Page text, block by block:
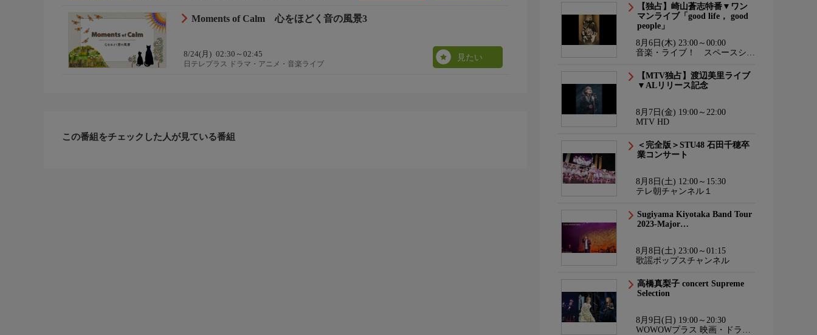
Moments of Calm 心をほどく音の風景3
8/24(月) 02:30～02:45
日テレプラス ドラマ・アニメ・音楽ライブ
見たい
この番組をチェックした人が見ている番組
【独占】崎山蒼志特番▼ワン
マンライブ「good life， good
people」
8月6日(木) 23:00～00:00
音楽・ライブ！ スペースシャ
【MTV独占】渡辺美里ライブ
▼ALリリース記念
8月7日(金) 19:00～22:00
MTV HD
＜完全版＞STU48 石田千穂卒
業コンサート
8月8日(土) 12:00～15:30
テレ朝チャンネル１
Sugiyama Kiyotaka Band Tour
2023-Major…
8月8日(土) 23:00～01:15
歌謡ポップスチャンネル
高橋真梨子 concert Supreme
Selection
8月9日(日) 19:00～20:30
WOWOWプラス 映画・ドラ